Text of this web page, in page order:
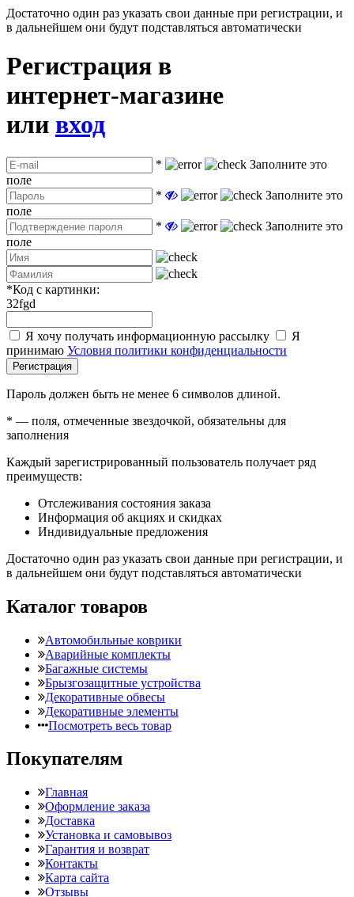
Достаточно один раз указать свои данные при регистрации, и
в дальнейшем они будут подставляться автоматически
Регистрация в
интернет-магазине
или вход
*
Заполните это
поле
*
Заполните это
поле
*
Заполните это
поле
*Код с картинки:
32fgd
Я хочу получать информационную рассылку
Я
принимаю Условия политики конфиденциальности
Регистрация
Пароль должен быть не менее 6 символов длиной.
* — поля, отмеченные звездочкой, обязательны для
заполнения
Каждый зарегистрированный пользователь получает ряд
преимуществ:
Отслеживания состояния заказа
Информация об акциях и скидках
Индивидуальные предложения
Достаточно один раз указать свои данные при регистрации, и
в дальнейшем они будут подставляться автоматически
Каталог товаров
Автомобильные коврики
Аварийные комплекты
Багажные системы
Брызгозащитные устройства
Декоративные обвесы
Декоративные элементы
Посмотреть весь товар
Покупателям
Главная
Оформление заказа
Доставка
Установка и самовывоз
Гарантия и возврат
Контакты
Карта сайта
Отзывы